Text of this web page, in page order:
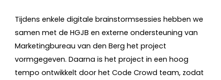
Tijdens enkele digitale brainstormsessies hebben we
samen met de HGJB en externe ondersteuning van
Marketingbureau van den Berg het project
vormgegeven. Daarna is het project in een hoog
tempo ontwikkelt door het Code Crowd team, zodat